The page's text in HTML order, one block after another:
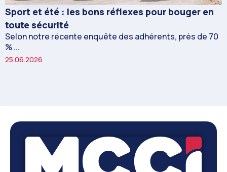
Sport et été : les bons réflexes pour bouger en
toute sécurité
Selon notre récente enquête des adhérents, près de 70
% ...
25.06.2026